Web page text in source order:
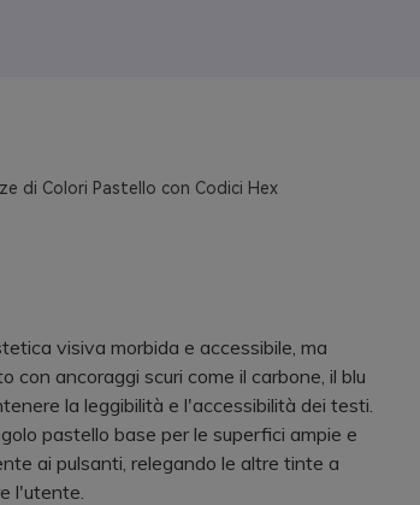
di Colori Pastello con Codici Hex
visiva morbida e accessibile, ma
ancoraggi scuri come il carbone, il blu
la leggibilità e l'accessibilità dei testi.
pastello base per le superfici ampie e
ai pulsanti, relegando le altre tinte a
l'utente.